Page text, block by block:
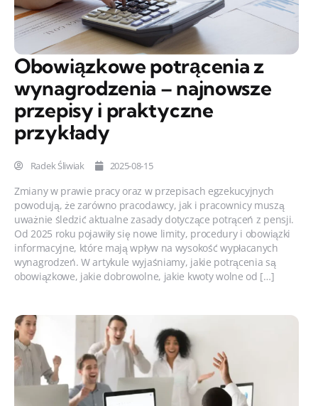
Obowiązkowe potrącenia z
wynagrodzenia – najnowsze
przepisy i praktyczne
przykłady
Radek Śliwiak 2025-08-15
Zmiany w prawie pracy oraz w przepisach egzekucyjnych
powodują, że zarówno pracodawcy, jak i pracownicy muszą
uważnie śledzić aktualne zasady dotyczące potrąceń z pensji.
Od 2025 roku pojawiły się nowe limity, procedury i obowiązki
informacyjne, które mają wpływ na wysokość wypłacanych
wynagrodzeń. W artykule wyjaśniamy, jakie potrącenia są
obowiązkowe, jakie dobrowolne, jakie kwoty wolne od […]